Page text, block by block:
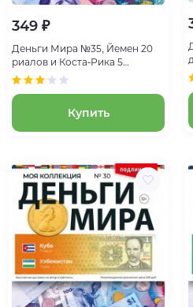
349 ₽
Деньги Мира №35, Йемен 20
риалов и Коста-Рика 5
колонов
Купить